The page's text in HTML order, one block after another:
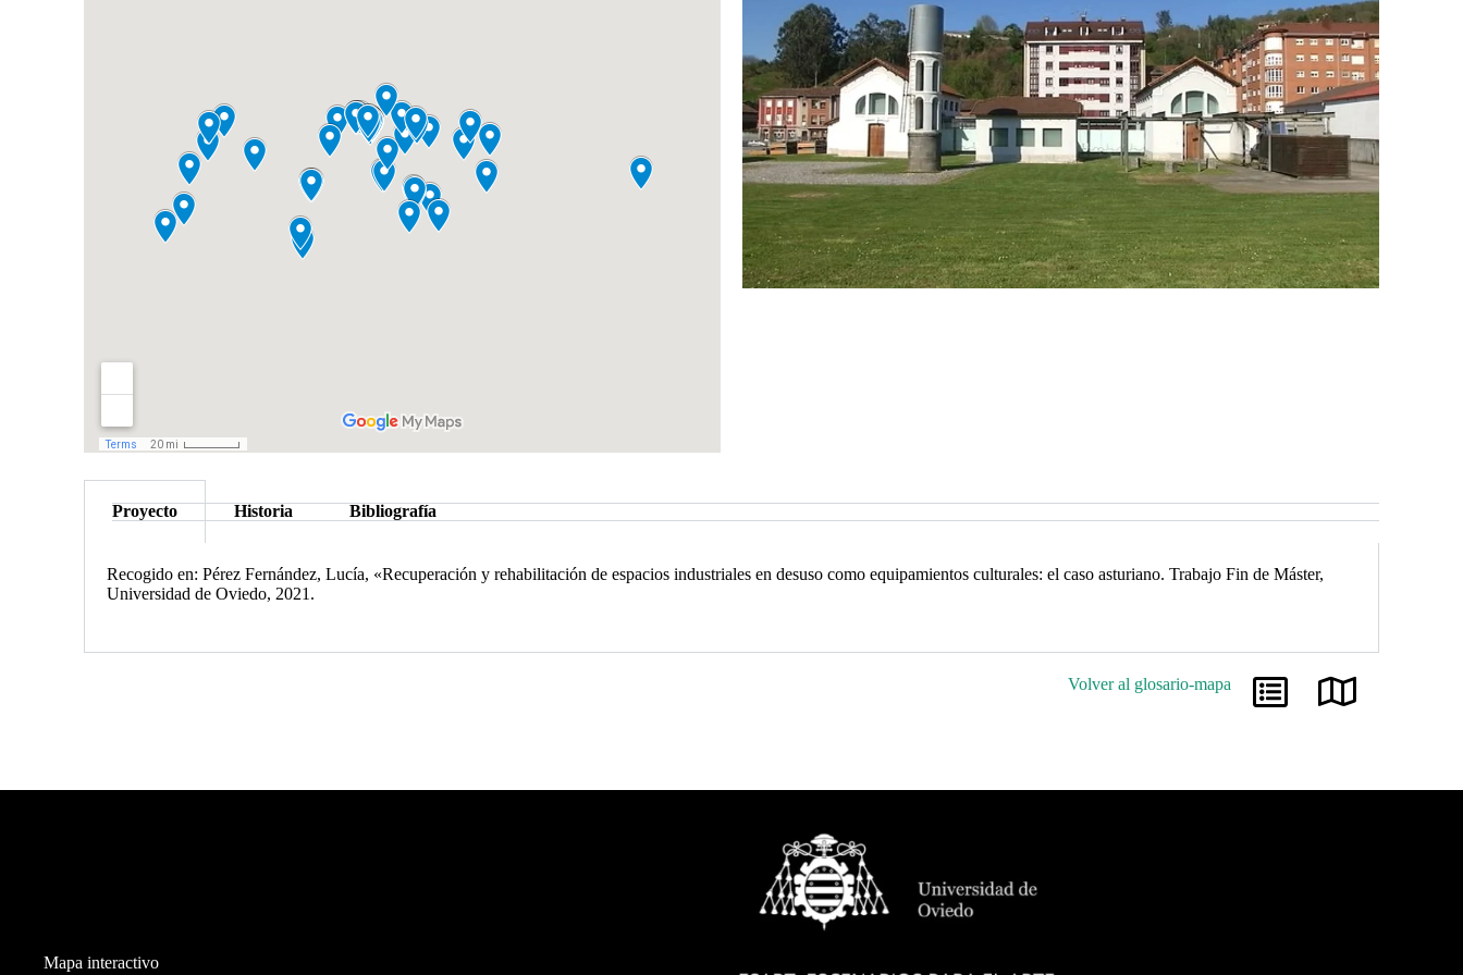
Proyecto Historia Bibliografía
Recogido en: Pérez Fernández, Lucía, «Recuperación y rehabilitación de espacios industriales en desuso como equipamientos culturales: el caso asturiano. Trabajo Fin de Máster,
Universidad de Oviedo, 2021.
Volver al glosario-mapa
Mapa interactivo